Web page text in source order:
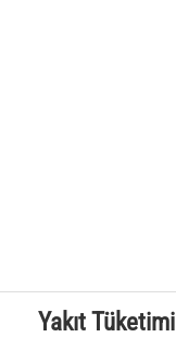
Yakıt Tüketimi